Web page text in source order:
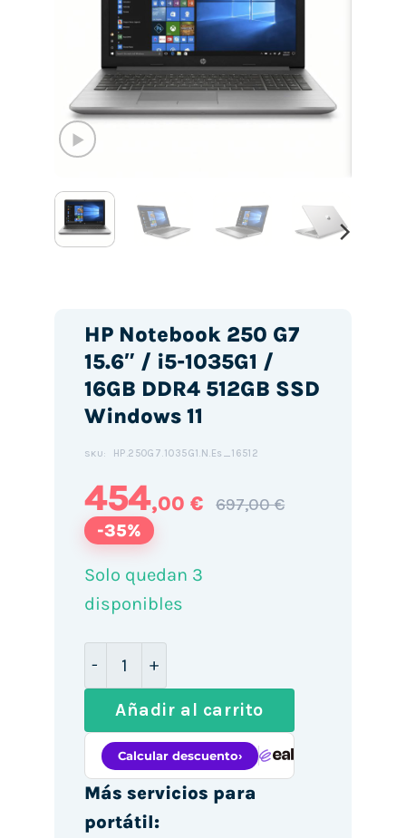
HP Notebook 250 G7
15.6″ / i5-1035G1 /
16GB DDR4 512GB SSD
Windows 11
SKU: HP.250G7.1035G1.N.Es_16512
454,00 € 697,00 €
-35%
Solo quedan 3
disponibles
Añadir al carrito
Más servicios para
portátil: